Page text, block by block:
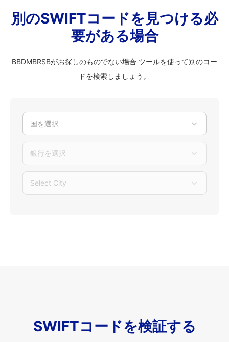
別のSWIFTコードを見つける必
要がある場合
BBDMBRSBがお探しのものでない場合 ツールを使って別のコー
ドを検索しましょう。
国を選択
銀行を選択
Select City
SWIFTコードを検証する